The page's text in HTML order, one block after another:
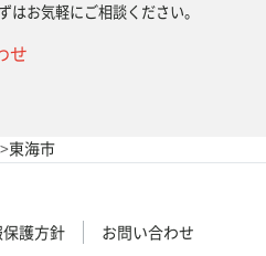
はお気軽にご相談ください。
せ
>東海市
護方針
お問い合わせ